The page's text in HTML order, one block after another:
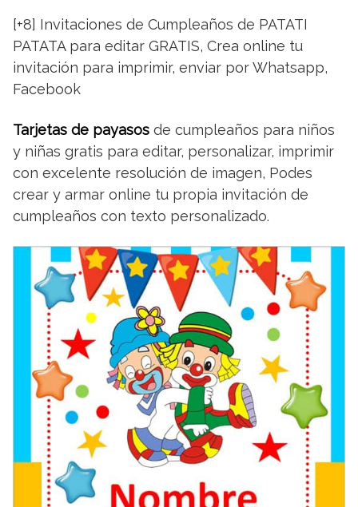
[+8] Invitaciones de Cumpleaños de PATATI
PATATA para editar GRATIS, Crea online tu
invitación para imprimir, enviar por Whatsapp,
Facebook
Tarjetas de payasos de cumpleaños para niños
y niñas gratis para editar, personalizar, imprimir
con excelente resolución de imagen, Podes
crear y armar online tu propia invitación de
cumpleaños con texto personalizado.